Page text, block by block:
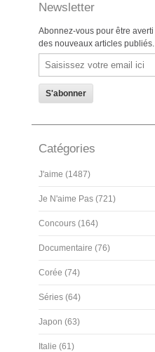
Newsletter
Abonnez-vous pour être averti
des nouveaux articles publiés.
Email
Catégories
J'aime (1487)
Je N'aime Pas (721)
Concours (164)
Documentaire (76)
Corée (74)
Séries (64)
Japon (63)
Italie (61)